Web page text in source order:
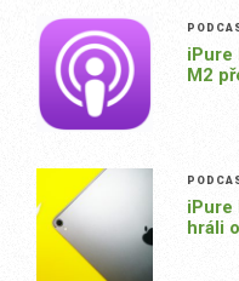
iPure
M2
iPure
hráli